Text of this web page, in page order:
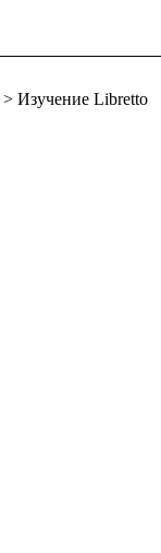
> Изучение Libretto